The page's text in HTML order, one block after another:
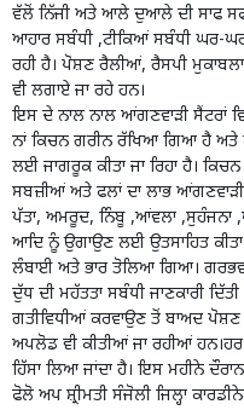
ਵੱਲੋਂ ਨਿੱਜੀ ਅਤੇ ਆਲੇ ਦੁਆਲੇ ਦੀ ਸਾਫ
ਆਹਾਰ ਸਬੰਧੀ ,ਟੀਕਿਆਂ ਸਬੰਧੀ ਘਰ-ਘਰ
ਰਹੀ ਹੈ। ਪੋਸ਼ਣ ਰੈਲੀਆਂ, ਰੈਸਪੀ
ਵੀ ਲਗਾਏ ਜਾ ਰਹੇ ਹਨ।
ਇਸ ਦੇ ਨਾਲ ਨਾਲ ਆਂਗਣਵਾੜੀ ਸੈਂਟਰਾਂ
ਨਾਂ ਕਿਚਨ ਗਰੀਨ ਰੱਖਿਆ ਗਿਆ ਹੈ ਅਤੇ
ਲਈ ਜਾਗਰੂਕ ਕੀਤਾ ਜਾ ਰਿਹਾ ਹੈ।
ਸਬਜ਼ੀਆਂ ਅਤੇ ਫਲਾਂ ਦਾ ਲਾਭ ਆਂਗਣਵਾੜੀ
ਪੱਤਾ, ਅਮਰੂਦ, ਨਿੰਬੂ ,ਆਂਵਲਾ ,ਸੁਹੰਜਨਾ
ਆਦਿ ਨੂੰ ਉਗਾਉਣ ਲਈ ਉਤਸਾਹਿਤ ਕੀਤਾ
ਲੰਬਾਈ ਅਤੇ ਭਾਰ ਤੋਲਿਆ ਗਿਆ।
ਦੁੱਧ ਦੀ ਮਹੱਤਤਾ ਸਬੰਧੀ ਜਾਣਕਾਰੀ ਦਿੱਤੀ
ਗਤੀਵਿਧੀਆਂ ਕਰਵਾਉਣ ਤੋਂ ਬਾਅਦ
ਅਪਲੋਡ ਵੀ ਕੀਤੀਆਂ ਜਾ ਰਹੀਆਂ
ਹਿੱਸਾ ਲਿਆ ਜਾਂਦਾ ਹੈ। ਇਸ ਮਹੀਨੇ
ਫੋਲੋ ਅਪ ਸ਼੍ਰੀਮਤੀ ਸੰਜੋਲੀ ਜਿਲ੍ਹਾ